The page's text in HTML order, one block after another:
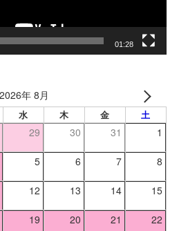
01:28
2026年 8月
水 木 金 土
29 30 31 1
5 6 7 8
12 13 14 15
19 20 21 22